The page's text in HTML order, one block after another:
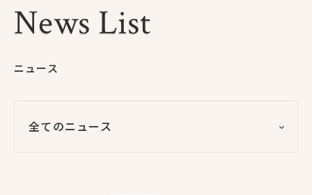
News List
News List
ニュース
全てのニュース